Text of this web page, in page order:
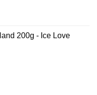
200g - Ice Love